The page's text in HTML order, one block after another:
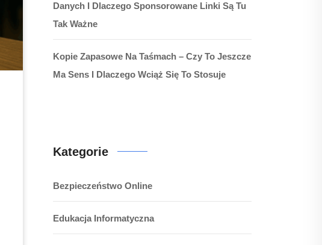
Danych I Dlaczego Sponsorowane Linki Są Tu
Tak Ważne
Kopie Zapasowe Na Taśmach – Czy To Jeszcze
Ma Sens I Dlaczego Wciąż Się To Stosuje
Kategorie
Bezpieczeństwo Online
Edukacja Informatyczna